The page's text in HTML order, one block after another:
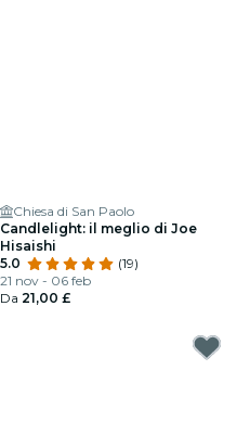
Chiesa di San Paolo
Candlelight: il meglio di Joe
Hisaishi
5.0
(19)
21 nov - 06 feb
Da 21,00 £